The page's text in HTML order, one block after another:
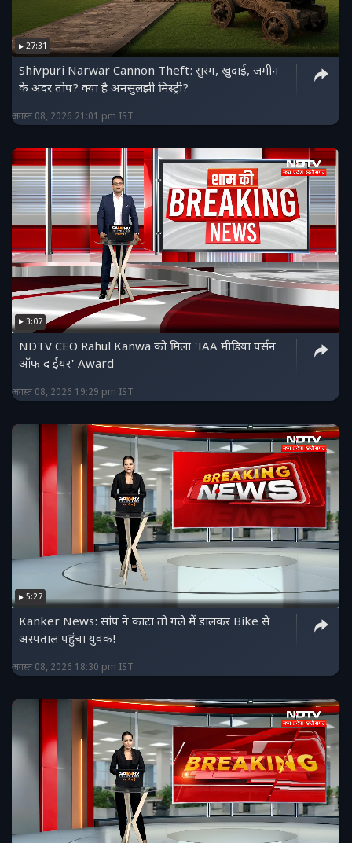
27:31
Shivpuri Narwar Cannon Theft: सुरंग, खुदाई, जमीन
के अंदर तोप? क्या है अनसुलझी मिस्ट्री?
अगस्त 08, 2026 21:01 pm IST
3:07
NDTV CEO Rahul Kanwa को मिला 'IAA मीडिया पर्सन
ऑफ द ईयर' Award
अगस्त 08, 2026 19:29 pm IST
5:27
Kanker News: सांप ने काटा तो गले में डालकर Bike से
अस्पताल पहुंचा युवक!
अगस्त 08, 2026 18:30 pm IST